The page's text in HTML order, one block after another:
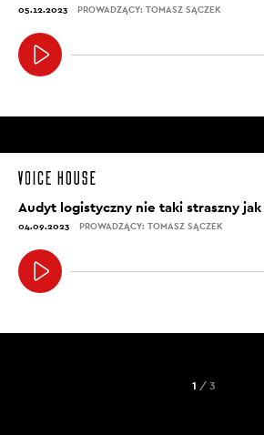
05.12.2023 PROWADZĄCY: TOMASZ SĄCZEK
Audyt logistyczny nie taki straszny
04.09.2023 PROWADZĄCY: TOMASZ SĄCZEK
1 / 3